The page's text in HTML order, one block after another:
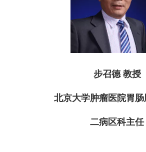
步召德 教授
北京大学肿瘤医院胃肠
二病区科主任